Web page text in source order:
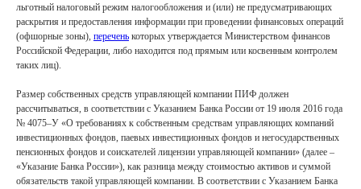
льготный налоговый режим налогообложения и (или) не предусматривающих
раскрытия и предоставления информации при проведении финансовых операций
(офшорные зоны), перечень которых утверждается Министерством финансов
Российской Федерации, либо находится под прямым или косвенным контролем
таких лиц).
Размер собственных средств управляющей компании ПИФ должен
рассчитываться, в соответствии с Указанием Банка России от 19 июля 2016 года
№ 4075–У «О требованиях к собственным средствам управляющих компаний
инвестиционных фондов, паевых инвестиционных фондов и негосударственных
пенсионных фондов и соискателей лицензии управляющей компании» (далее –
«Указание Банка России»), как разница между стоимостью активов и суммой
обязательств такой управляющей компании. В соответствии с Указанием Банка